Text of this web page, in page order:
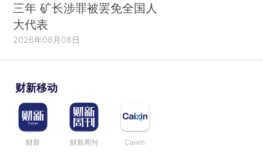
三年 矿长涉罪被罢免全国人
大代表
2026年08月08日
财新移动
财新 财新周刊 Caixin